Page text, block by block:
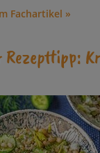
Fachartikel »
Rezepttipp: